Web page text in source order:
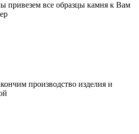
привезем все образцы камня к Вам
производство изделия и